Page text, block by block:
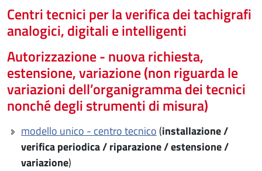
Centri tecnici per la verifica dei tachigrafi
analogici, digitali e intelligenti
Autorizzazione - nuova richiesta,
estensione, variazione (non riguarda le
variazioni dell’organigramma dei tecnici
nonché degli strumenti di misura)
modello unico - centro tecnico (installazione /
verifica periodica / riparazione / estensione /
variazione)